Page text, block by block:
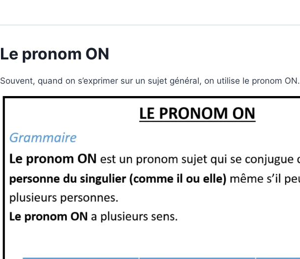
Le pronom ON
Souvent, quand on s’exprimer sur un sujet général, on utilise le pronom ON.